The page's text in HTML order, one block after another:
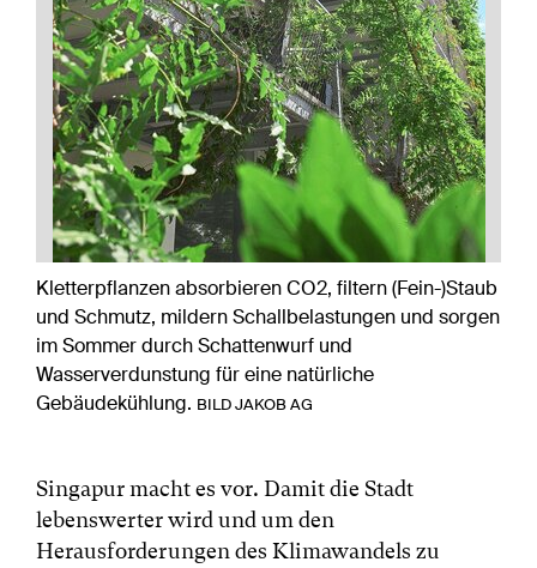
Kletterpflanzen absorbieren CO2, filtern (Fein-)Staub
und Schmutz, mildern Schallbelastungen und sorgen
im Sommer durch Schattenwurf und
Wasserverdunstung für eine natürliche
Gebäudekühlung. BILD JAKOB AG
Singapur macht es vor. Damit die Stadt
lebenswerter wird und um den
Herausforderungen des Klimawandels zu